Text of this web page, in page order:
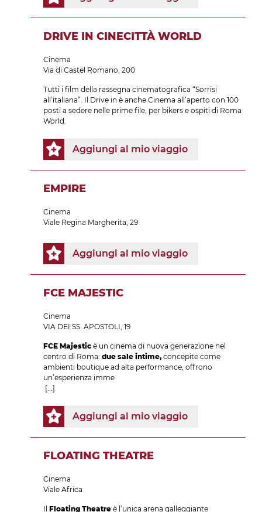
DRIVE IN CINECITTÀ WORLD
Cinema
Via di Castel Romano, 200
Tutti i film della rassegna cinematografica “Sorrisi
all’italiana”. Il Drive in è anche Cinema all’aperto con 100
posti a sedere nelle prime file, per bikers e ospiti di Roma
World.
Aggiungi al mio viaggio
EMPIRE
Cinema
Viale Regina Margherita, 29
Aggiungi al mio viaggio
FCE MAJESTIC
Cinema
VIA DEI SS. APOSTOLI, 19
FCE Majestic è un cinema di nuova generazione nel
centro di Roma: due sale intime, concepite come
ambienti boutique ad alta performance, offrono
un’esperienza imme
[...]
Aggiungi al mio viaggio
FLOATING THEATRE
Cinema
Viale Africa
Il Floating Theatre è l’unica arena galleggiante